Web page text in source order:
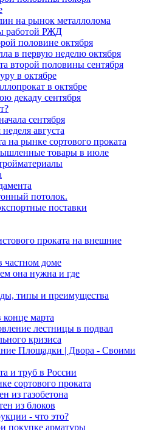
на рынок металлолома
работой РЖД
половине октября
в первую неделю октября
второй половины сентября
в октябре
в октябре
декаду сентября
сентября
августа
на рынке сортового проката
товары в июле
потолок.
поставки
проката на внешние
частном доме
она нужна и где
типы и преимущества
марта
лестницы в подвал
кризиса
Площадки | Двора - Своими
и труб в России
сортового проката
из газобетона
из блоков
- что это?
покупке арматуры